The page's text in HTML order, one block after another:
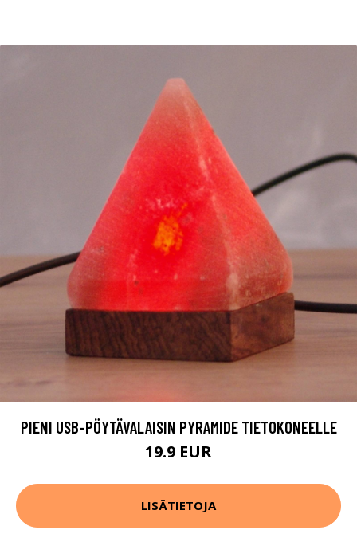
PIENI USB-PÖYTÄVALAISIN PYRAMIDE TIETOKONEELLE
19.9 EUR
LISÄTIETOJA